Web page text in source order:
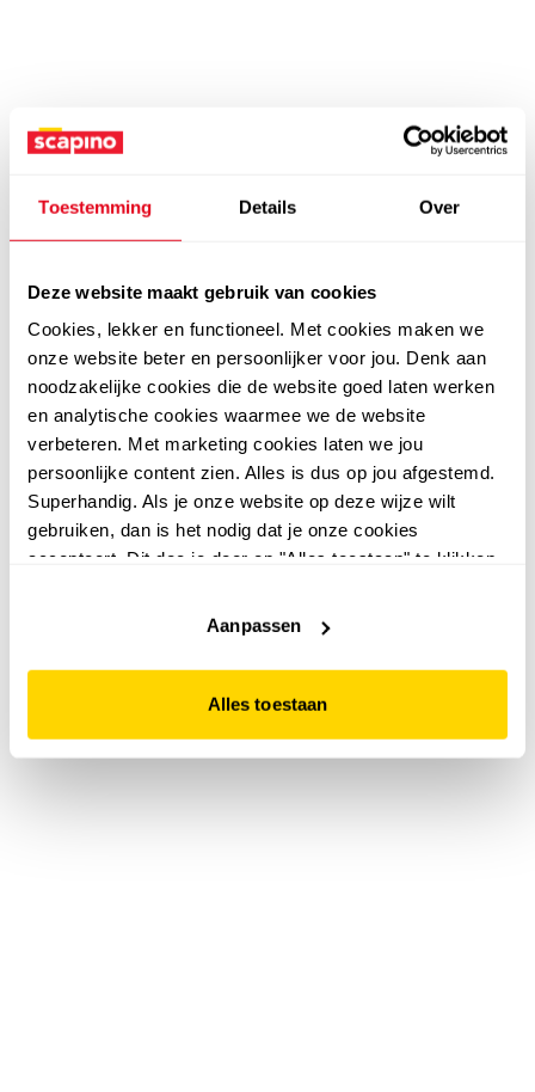
Toestemming Details Over
Deze website maakt gebruik van cookies
Cookies, lekker en functioneel. Met cookies maken we
onze website beter en persoonlijker voor jou. Denk aan
noodzakelijke cookies die de website goed laten werken
en analytische cookies waarmee we de website
verbeteren. Met marketing cookies laten we jou
persoonlijke content zien. Alles is dus op jou afgestemd.
Superhandig. Als je onze website op deze wijze wilt
gebruiken, dan is het nodig dat je onze cookies
accepteert. Dit doe je door op "Alles toestaan" te klikken.
website niet optimaal functioneert.
Aanpassen
Alles toestaan